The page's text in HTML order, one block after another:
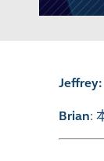
Jeffrey:
Brian: